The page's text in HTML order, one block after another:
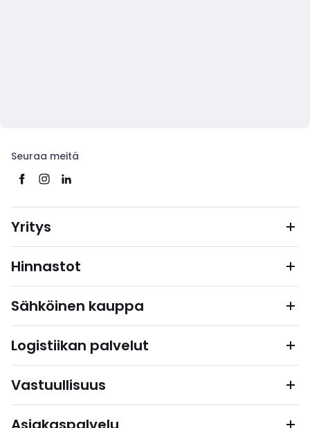
Seuraa meitä
Yritys
Hinnastot
Sähköinen kauppa
Logistiikan palvelut
Vastuullisuus